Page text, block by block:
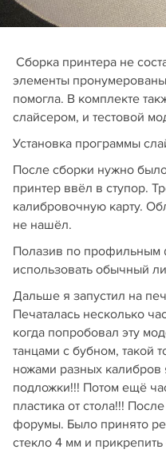
Сборка принтера не
элементы
помогла. В комплекте
слайсером, и тестовой
Установка программы
После сборки нужно
принтер ввёл в ступор.
калибровочную карту.
не нашёл.
Полазив по профильным
использовать обычный
Дальше я запустил на
Печаталась несколько
когда попробовал эту
танцами с бубном, такой
ножами разных калибров
подложки!!! Потом ещё
пластика от стола!!!
форумы. Было принято
стекло 4 мм и